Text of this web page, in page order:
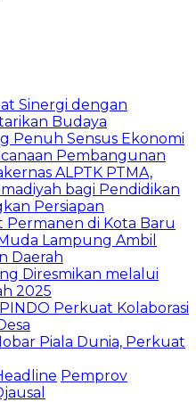
Sinergi dengan
Budaya
Penuh Sensus Ekonomi
Pembangunan
ALPTK PTMA,
bagi Pendidikan
Persiapan
Permanen di Kota Baru
Lampung Ambil
Daerah
Diresmikan melalui
2025
Perkuat Kolaborasi
Piala Dunia, Perkuat
Pemprov